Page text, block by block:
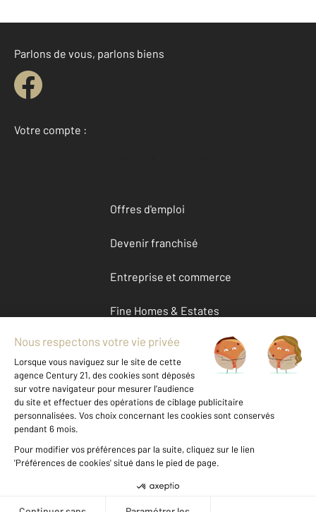
Parlons de vous, parlons biens
Votre compte :
Accéder à mon compte
Offres d'emploi
Devenir franchisé
Entreprise et commerce
Fine Homes & Estates
À propos
International
Nous contacter
Données personnelles